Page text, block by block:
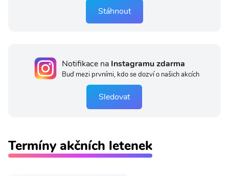
Stáhnout
Notifikace na Instagramu zdarma
Buď mezi prvními, kdo se dozví o našich akcích
Sledovat
Termíny akčních letenek